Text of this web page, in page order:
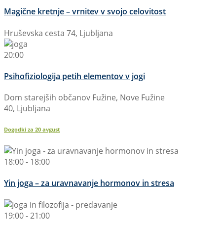
Magične kretnje – vrnitev v svojo celovitost
Hruševska cesta 74, Ljubljana
20:00
Psihofiziologija petih elementov v jogi
Dom starejših občanov Fužine, Nove Fužine
40, Ljubljana
Dogodki za 20 avgust
18:00 - 18:00
Yin joga – za uravnavanje hormonov in stresa
19:00 - 21:00